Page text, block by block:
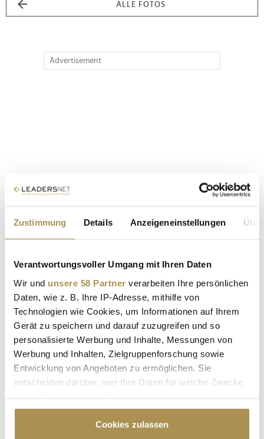
Zustimmung Details Anzeigeneinstellungen
Verantwortungsvoller Umgang mit Ihren Daten
Wir und unsere 58 Partner verarbeiten Ihre persönlichen
Daten, wie z. B. Ihre IP-Adresse, mithilfe von
Technologien wie Cookies, um Informationen auf Ihrem
Gerät zu speichern und darauf zuzugreifen und so
personalisierte Werbung und Inhalte, Messungen von
Werbung und Inhalten, Zielgruppenforschung sowie
Entwicklung von Angeboten zu ermöglichen. Sie
entscheiden darüber, wer Ihre Daten für welche Zwecke
Cookie-Erklärung oder durch Klicken auf das Privacy
Trigger Symbol ändern oder widerrufen
Cookies zulassen
ALLE FOTOS
Advertisement